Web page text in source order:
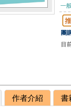
一
團
目
作者介紹 書